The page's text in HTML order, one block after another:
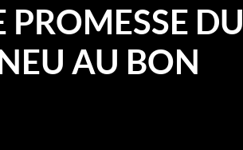
PROMESSE DU
AU BON